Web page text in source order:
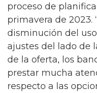
proceso de
primavera de 2023.
disminución del
ajustes del lado de
de la oferta, los
prestar mucha
respecto a las